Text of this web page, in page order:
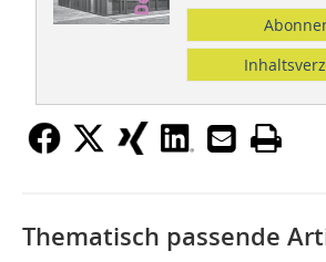
Thematisch passende